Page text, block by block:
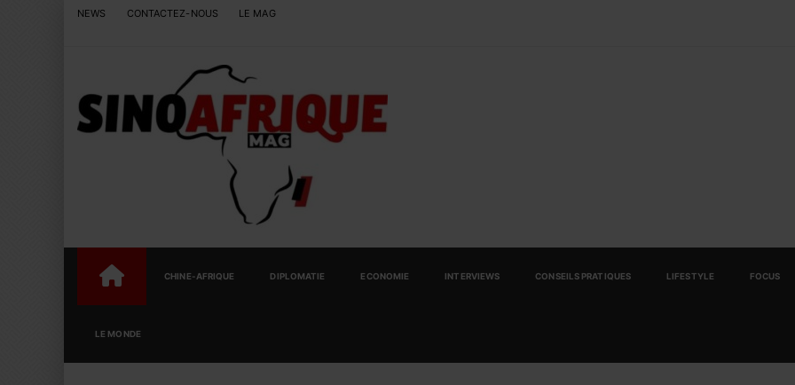
NEWS CONTACTEZ-NOUS LE MAG
CHINE-AFRIQUE DIPLOMATIE ECONOMIE INTERVIEWS CONSEILS PRATIQUES LIFESTYLE FOCUS
LE MONDE